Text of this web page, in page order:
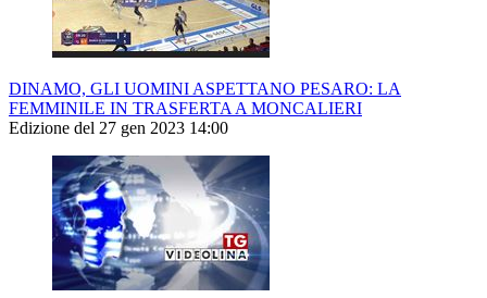
DINAMO, GLI UOMINI ASPETTANO PESARO: LA
FEMMINILE IN TRASFERTA A MONCALIERI
Edizione del 27 gen 2023 14:00